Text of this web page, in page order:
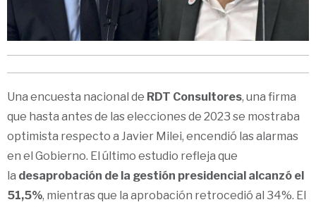
Una encuesta nacional de RDT Consultores, una firma
que hasta antes de las elecciones de 2023 se mostraba
optimista respecto a Javier Milei, encendió las alarmas
en el Gobierno. El último estudio refleja que
la desaprobación de la gestión presidencial alcanzó el
51,5%, mientras que la aprobación retrocedió al 34%. El